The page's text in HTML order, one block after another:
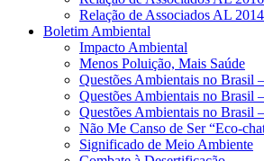
Relação de Associados AL
Boletim Ambiental
Impacto Ambiental
Menos Poluição, Mais Saúde
Questões Ambientais no Brasil
Questões Ambientais no Brasil
Questões Ambientais no Brasil
Não Me Canso de Ser “Eco-
Significado de Meio Ambiente